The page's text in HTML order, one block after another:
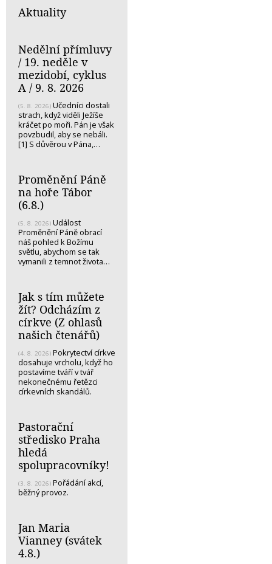
Aktuality
Nedělní přímluvy
/ 19. neděle v
mezidobí, cyklus
A / 9. 8. 2026
(5. 8. 2026) Učedníci dostali
strach, když viděli Ježíše
kráčet po moři. Pán je však
povzbudil, aby se nebáli.
[1] S důvěrou v Pána,…
Proměnění Páně
na hoře Tábor
(6.8.)
(5. 8. 2026) Událost
Proměnění Páně obrací
náš pohled k Božímu
světlu, abychom se tak
vymanili z temnot života…
Jak s tím můžete
žít? Odcházím z
církve (Z ohlasů
našich čtenářů)
(4. 8. 2026) Pokrytectví církve
dosahuje vrcholu, když ho
postavíme tváří v tvář
nekonečnému řetězci
církevních skandálů.
Pastorační
středisko Praha
hledá
spolupracovníky!
(3. 8. 2026) Pořádání akcí,
běžný provoz.
Jan Maria
Vianney (svátek
4.8.)